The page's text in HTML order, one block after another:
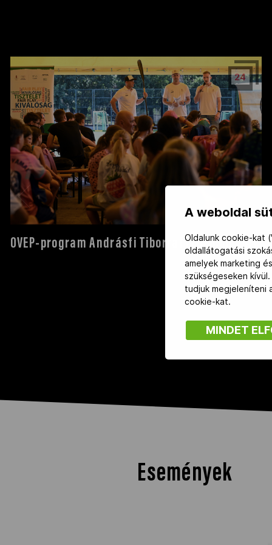
OVEP-program Andrásfi Tiborral (2026.06.24.)
24
Események
A weboldal
Oldalunk cookie-kat
oldallátogatási
amelyek marketing
szükségeseken
tudjuk megjeleníteni
cookie-kat.
MINDET